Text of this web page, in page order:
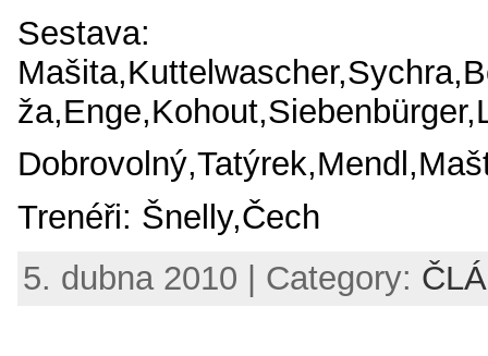
Sestava:
Trenéři: Šnelly,Čech
5. dubna 2010 | Category: